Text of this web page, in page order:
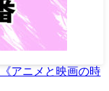
アニメと映画の時